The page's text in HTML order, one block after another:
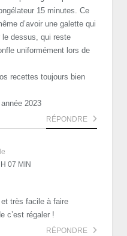
15 minutes. Ce
d’avoir une galette qui
dessus, qui reste
uniformément lors de
recettes toujours bien
2023
RÉPONDRE
le
07 MIN
très facile à faire
c’est régaler !
RÉPONDRE